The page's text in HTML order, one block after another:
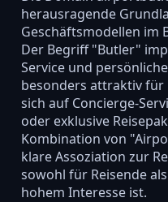
herausragende
Geschäftsmodellen im
Der Begriff "Butler"
Service und
besonders attraktiv
sich auf Concierge-
oder exklusive
Kombination von
klare Assoziation zur
sowohl für Reisende
hohem Interesse ist.